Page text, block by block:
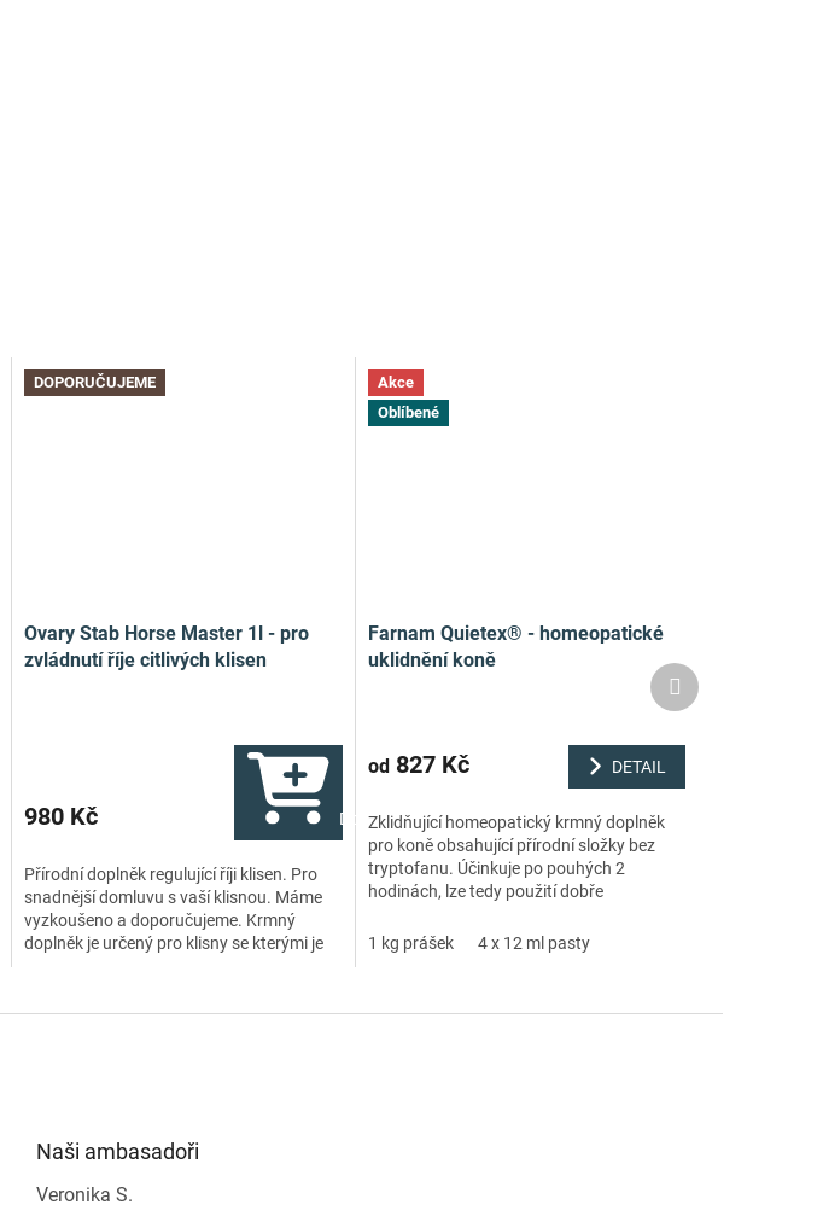
DOPORUČUJEME
Ovary Stab Horse Master 1l - pro
zvládnutí říje citlivých klisen
980 Kč Do košíku
Přírodní doplněk regulující říji klisen. Pro
snadnější domluvu s vaší klisnou. Máme
vyzkoušeno a doporučujeme. Krmný
doplněk je určený pro klisny se kterými je
Akce
Oblíbené
Farnam Quietex® - homeopatické
uklidnění koně
od827 Kč DETAIL
Zklidňující homeopatický krmný doplněk
pro koně obsahující přírodní složky bez
tryptofanu. Účinkuje po pouhých 2
hodinách, lze tedy použití dobře
nakládáním do...
1 kg prášek 4 x 12 ml pasty
Další
produkt
Naši ambasadoři
Veronika S.